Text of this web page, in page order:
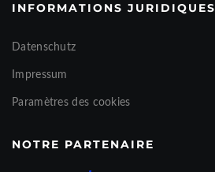
INFORMATIONS JURIDIQUES
Datenschutz
Impressum
Paramètres des cookies
NOTRE PARTENAIRE